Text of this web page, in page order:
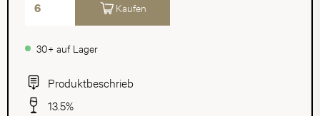
Produktbeschrieb
13.5%
30+ auf Lager
Kaufen